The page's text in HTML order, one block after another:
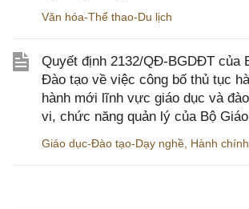
Văn hóa-Thể thao-Du lịch
Quyết định 2132/QĐ-BGDĐT của
Đào tạo về việc công bố thủ tục
hành mới lĩnh vực giáo dục và
vi, chức năng quản lý của Bộ
Giáo dục-Đào tạo-Dạy nghề Hành chính